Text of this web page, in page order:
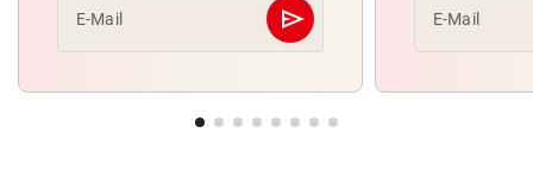
E-Mail send
Abschicken E-Mail